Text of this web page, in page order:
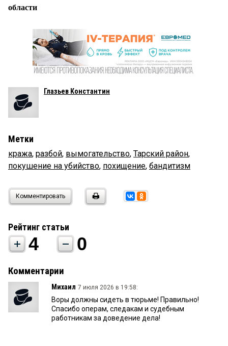
области
Глазьев Константин
Метки
кража, разбой, вымогательство, Тарский район,
покушение на убийство, похищение, бандитизм
Комментировать
Рейтинг статьи
4 0
Комментарии
Михаил 7 июля 2026 в 19:58:
Воры должны сидеть в тюрьме! Правильно!
Спасибо операм, следакам и судебным
работникам за доведение дела!